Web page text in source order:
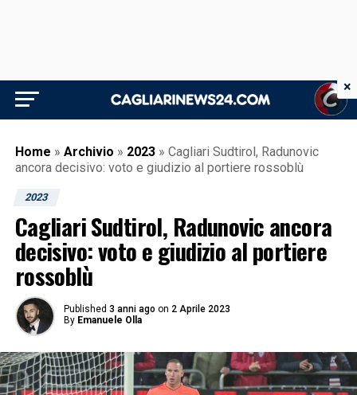
Home » Archivio » 2023 » Cagliari Sudtirol, Radunovic
ancora decisivo: voto e giudizio al portiere rossoblù
2023
Cagliari Sudtirol, Radunovic ancora
decisivo: voto e giudizio al portiere
rossoblù
Published 3 anni ago on 2 Aprile 2023
By Emanuele Olla
×